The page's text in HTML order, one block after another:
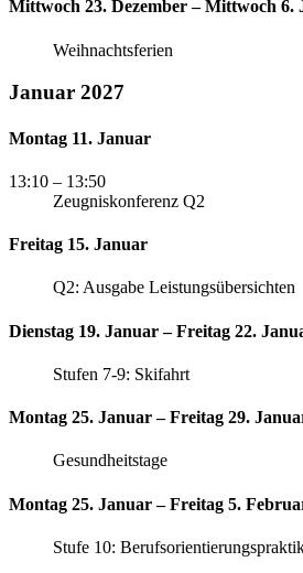
Mittwoch 23. Dezember – Mittwoch 6.
Weihnachtsferien
Januar 2027
Montag 11. Januar
13:10 – 13:50
Zeugniskonferenz Q2
Freitag 15. Januar
Q2: Ausgabe Leistungsübersichten
Dienstag 19. Januar – Freitag 22.
Stufen 7-9: Skifahrt
Montag 25. Januar – Freitag 29.
Gesundheitstage
Montag 25. Januar – Freitag 5.
Stufe 10: